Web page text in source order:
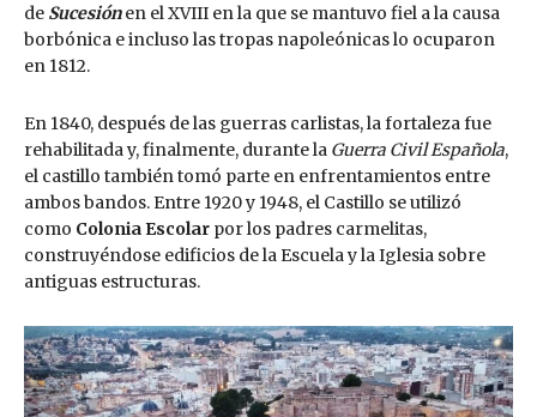
de Sucesiónen el XVIII en la que se mantuvo fiel a la causa
borbónica e incluso las tropas napoleónicas lo ocuparon
en 1812.
En 1840, después de las guerras carlistas, la fortaleza fue
rehabilitada y, finalmente, durante la Guerra Civil Española,
el castillo también tomó parte en enfrentamientos entre
ambos bandos. Entre 1920 y 1948, el Castillo se utilizó
como Colonia Escolar por los padres carmelitas,
construyéndose edificios de la Escuela y la Iglesia sobre
antiguas estructuras.